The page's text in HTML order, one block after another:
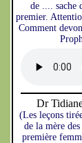
de .... sache
premier.
Comment
Dr
(Les leçons
de la mère
première